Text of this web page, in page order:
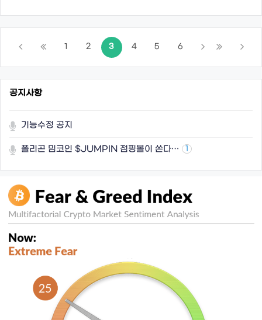
1 2 3 4 5 6
공지사항
기능수정 공지
폴리곤 밈코인 $JUMPIN 점핑볼이 쏜다… 1